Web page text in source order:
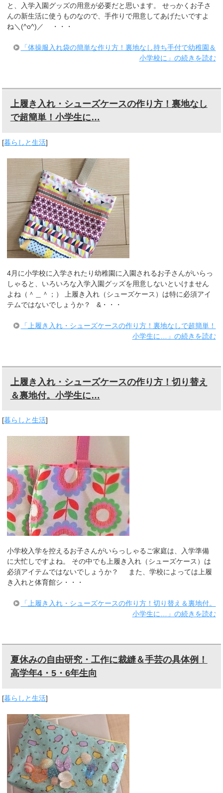
と、入学入園グッズの用意が必要だと思います。 せっかくお子さ
んの新生活に使うものなので、手作りで用意してあげたいですよ
ね＼(^o^)／ ・・・
「体操服入れ袋の簡単な作り方！裏地なし持ち手付で幼稚園＆
小学校に」の続きを読む
上履き入れ・シューズケースの作り方！裏地なし
で超簡単！小学生に…
[暮らしと生活]
4月に小学校に入学されたり幼稚園に入園されるお子さんがいらっ
しゃると、いろいろな入学入園グッズを用意しないといけません
よね（＾＿＾；） 上履き入れ（シューズケース）は特に必須アイ
テムではないでしょうか？ &・・・
「上履き入れ・シューズケースの作り方！裏地なしで超簡単！
小学生に…」の続きを読む
上履き入れ・シューズケースの作り方！切り替え
＆裏地付。小学生に…
[暮らしと生活]
小学校入学を控えるお子さんがいらっしゃるご家庭は、入学準備
に大忙しですよね。 その中でも上履き入れ（シューズケース）は
必須アイテムではないでしょうか？ また、学校によっては上履
き入れと体育館シ・・・
「上履き入れ・シューズケースの作り方！切り替え＆裏地付。
小学生に…」の続きを読む
夏休みの自由研究・工作に裁縫＆手芸の具体例！
高学年4・5・6年生向
[暮らしと生活]